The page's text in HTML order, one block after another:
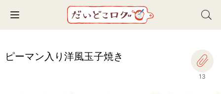
Toggle navigation
ピーマン入り洋風玉子焼き
13